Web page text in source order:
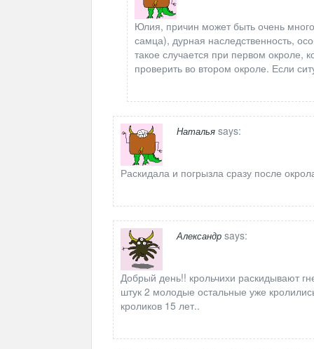
Юлия, причин может быть очень
самца), дурная наследственность,
такое случается при первом окроле,
проверить во втором окроле. Если
Наталья says:
Раскидала и погрызла сразу после
Александр says:
Добрый день!! крольчихи раскидывают
штук 2 молодые остальные уже
кроликов 15 лет..